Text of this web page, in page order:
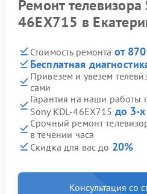
Ремонт телевизора
46EX715 в
Стоимость ремонта от
Бесплатная
Привезем и увезем
сами
Гарантия на наши работы
Sony KDL-46EX715 до 3-
Срочный ремонт
в течении часа
Скидка для вас до 20%
Консультация со